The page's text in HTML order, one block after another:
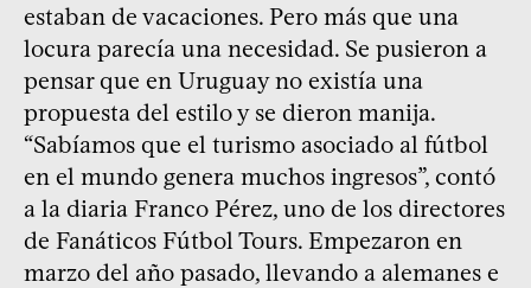
estaban de vacaciones. Pero más que una
locura parecía una necesidad. Se pusieron a
pensar que en Uruguay no existía una
propuesta del estilo y se dieron manija.
“Sabíamos que el turismo asociado al fútbol
en el mundo genera muchos ingresos”, contó
a la diaria Franco Pérez, uno de los directores
de Fanáticos Fútbol Tours. Empezaron en
marzo del año pasado, llevando a alemanes e